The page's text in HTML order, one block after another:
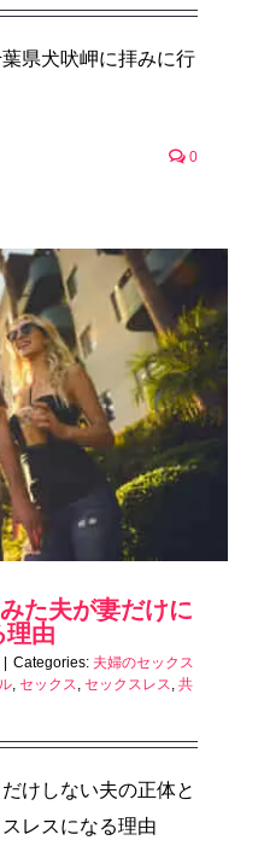
県犬吠岬に拝みに行
0
た夫が妻だけに
理由
Categories: 夫婦のセックス
, セックス, セックスレス, 共
けしない夫の正体と
レスになる理由